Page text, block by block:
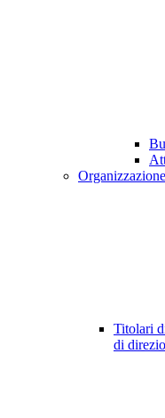
Organizzazione
Titolari
di